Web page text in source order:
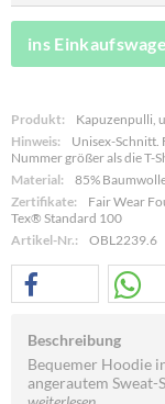
ins
Produkt:
Kapuzenpulli,
Hinweis:
Unisex-Schnitt.
Nummer größer als die T-
Material:
85%
Zertifikate:
Fair Wear
Tex® Standard 100
Artikel-Nr.:
OBL2239.6
Beschreibung
Bequemer Hoodie
angerautem Sweat-